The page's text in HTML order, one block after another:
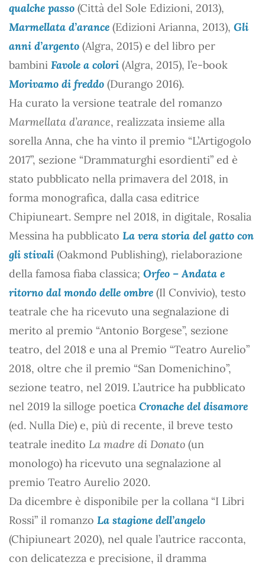
qualche passo (Città del Sole Edizioni, 2013),
Marmellata d’arance (Edizioni Arianna, 2013), Gli
anni d’argento (Algra, 2015) e del libro per
bambini Favole a colori (Algra, 2015), l’e-book
Morivamo di freddo (Durango 2016).
Ha curato la versione teatrale del romanzo
Marmellata d’arance, realizzata insieme alla
sorella Anna, che ha vinto il premio “L’Artigogolo
2017”, sezione “Drammaturghi esordienti” ed è
stato pubblicato nella primavera del 2018, in
forma monografica, dalla casa editrice
Chipiuneart. Sempre nel 2018, in digitale, Rosalia
Messina ha pubblicato La vera storia del gatto con
gli stivali (Oakmond Publishing), rielaborazione
della famosa fiaba classica; Orfeo – Andata e
ritorno dal mondo delle ombre (Il Convivio), testo
teatrale che ha ricevuto una segnalazione di
merito al premio “Antonio Borgese”, sezione
teatro, del 2018 e una al Premio “Teatro Aurelio”
2018, oltre che il premio “San Domenichino”,
sezione teatro, nel 2019. L’autrice ha pubblicato
nel 2019 la silloge poetica Cronache del disamore
(ed. Nulla Die) e, più di recente, il breve testo
teatrale inedito La madre di Donato (un
monologo) ha ricevuto una segnalazione al
premio Teatro Aurelio 2020.
Da dicembre è disponibile per la collana “I Libri
Rossi” il romanzo La stagione dell’angelo
(Chipiuneart 2020), nel quale l’autrice racconta,
con delicatezza e precisione, il dramma